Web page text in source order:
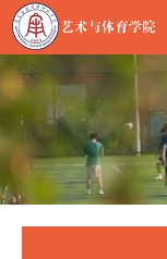
南昌应用技术师范学院，